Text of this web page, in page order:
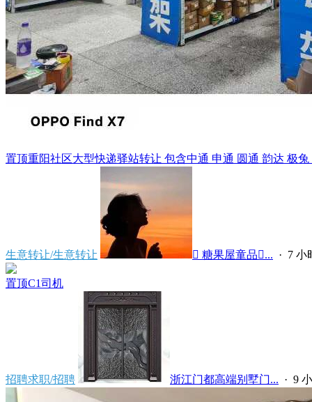
置顶重阳社区大型快递驿站转让 包含中通 申通 圆通 韵达 极兔
生意转让/生意转让  糖果屋童品... · 7 小
置顶C1司机
招聘求职/招聘 浙江门都高端别墅门... · 9